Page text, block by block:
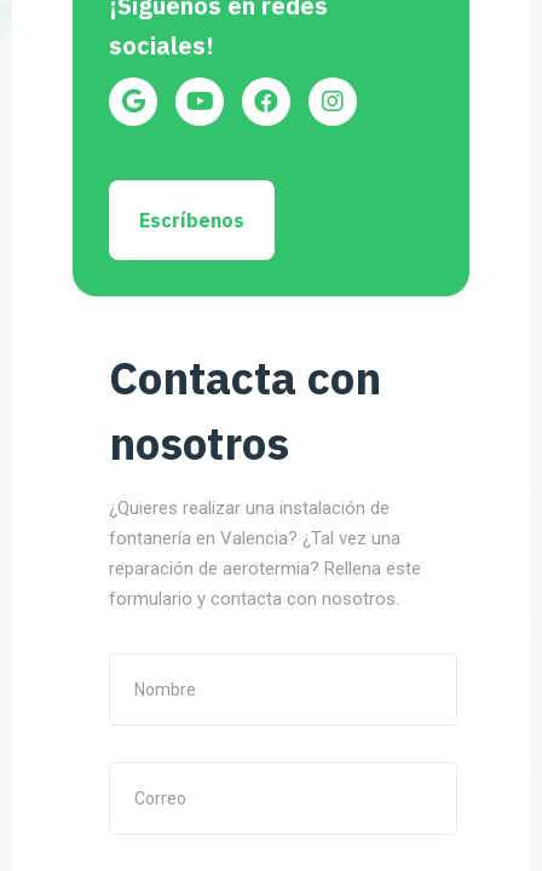
sociales!
Escríbenos
Contacta con
nosotros
¿Quieres realizar una instalación de
fontanería en Valencia? ¿Tal vez una
reparación de aerotermia? Rellena este
formulario y contacta con nosotros.